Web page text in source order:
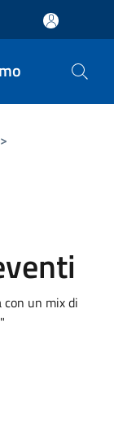
>
con un mix di